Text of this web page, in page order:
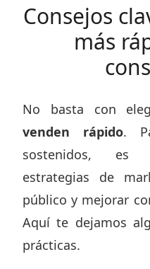
Consejos
más
No basta con
venden rápido.
sostenidos, es
estrategias de
público y mejorar
Aquí te dejamos
prácticas.